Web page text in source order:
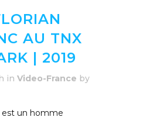
AU TNX
| 2019
in Video-France by
est un homme